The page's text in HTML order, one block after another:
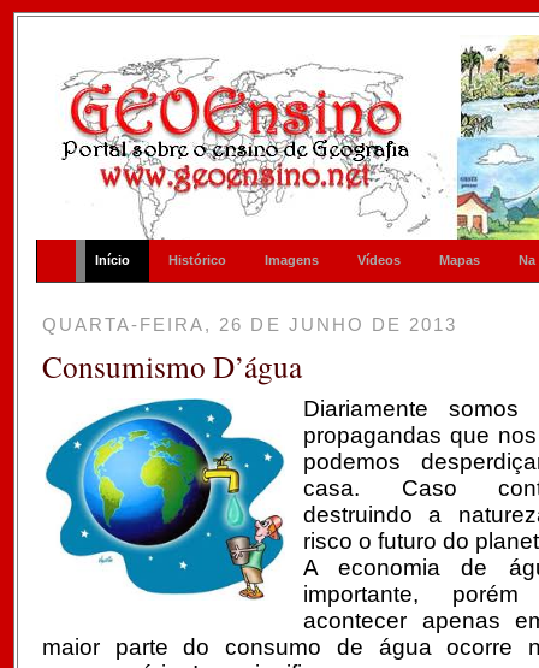
Início Histórico Imagens Vídeos Mapas Na
QUARTA-FEIRA, 26 DE JUNHO DE 2013
Consumismo D’água
Diariamente somos
propagandas que
podemos
casa. Caso
destruindo a
risco o futuro do
A economia de
importante,
acontecer apenas
maior parte do consumo de água ocorre